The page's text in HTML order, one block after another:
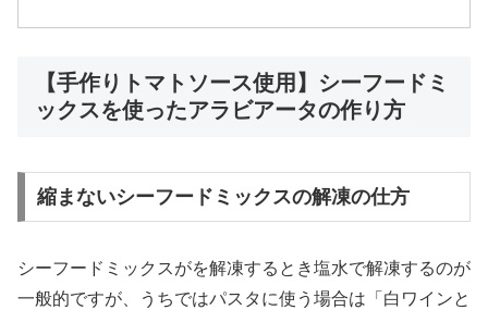
【手作りトマトソース使用】シーフードミ
ックスを使ったアラビアータの作り方
縮まないシーフードミックスの解凍の仕方
シーフードミックスがを解凍するとき塩水で解凍するのが
一般的ですが、うちではパスタに使う場合は「白ワインと